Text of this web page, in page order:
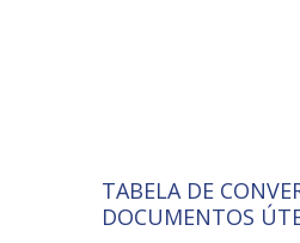
ISO 9001: 2015
A International
Standardization é
TABELA DE
DOCUMENTOS